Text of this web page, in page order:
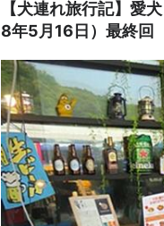
【犬連れ旅行記】愛
8年5月16日）最終回